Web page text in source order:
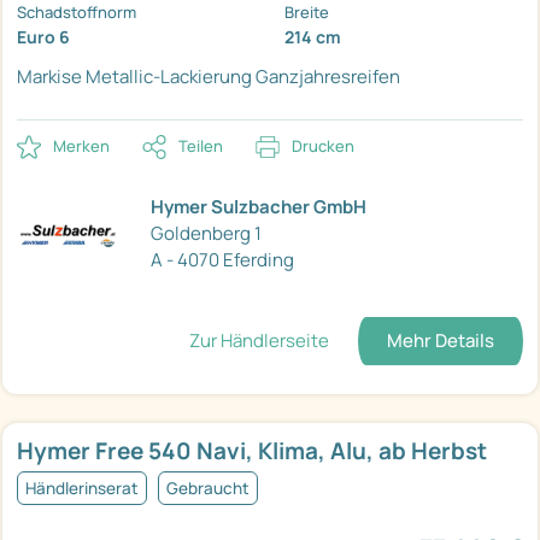
Schadstoffnorm
Euro 6
Breite
214 cm
Markise Metallic-LackierungGanzjahresreifen
Merken Teilen Drucken
Hymer Sulzbacher GmbH
Goldenberg 1
A - 4070 Eferding
Zur Händlerseite Mehr Details
Hymer Free 540 Navi, Klima, Alu, ab Herbst
Händlerinserat Gebraucht